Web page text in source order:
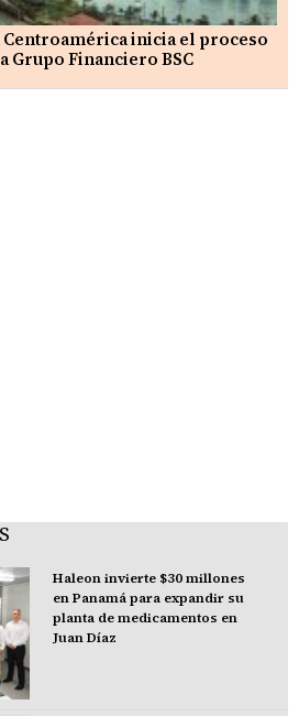
inicia el proceso
Grupo Financiero BSC
Haleon invierte $30 millones
en Panamá para expandir su
planta de medicamentos en
Juan Díaz